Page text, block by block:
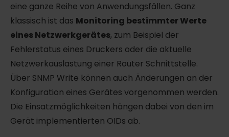
eine ganze Reihe von Anwendungsfällen. Ganz
klassisch ist das Monitoring bestimmter Werte
eines Netzwerkgerätes, zum Beispiel der
Fehlerstatus eines Druckers oder die aktuelle
Netzwerkauslastung einer Router Schnittstelle.
Über SNMP Write können auch Änderungen an der
Konfiguration eines Gerätes vorgenommen werden.
Die Einsatzmöglichkeiten hängen dabei von den im
Gerät implementierten OIDs ab.